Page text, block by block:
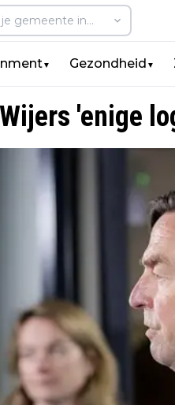
▼ Gezondheid ▼
'enige